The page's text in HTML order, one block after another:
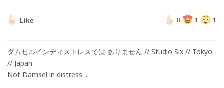
Like 8 1 1
ダムゼルインディストレスでは ありません // Studio Six // Tokyo
// Japan
Not Damsel in distress ..